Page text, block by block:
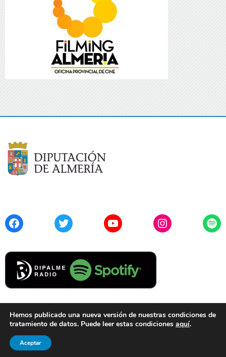
FacebookTwitter YouTubeInstagram
Cookies
© 2021 Diputación de Almería. Todos los derechos reservados.
Hemos publicado una nueva versión de nuestras condiciones de
tratamiento de datos. Puede leer estas condiciones aquí.
Aceptar